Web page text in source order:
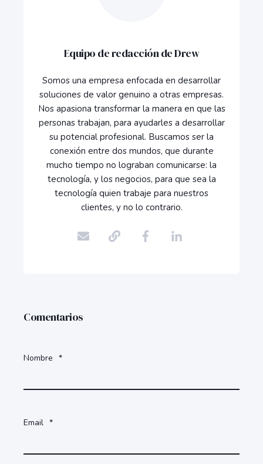
Equipo de redacción de Drew
Somos una empresa enfocada en desarrollar
soluciones de valor genuino a otras empresas.
Nos apasiona transformar la manera en que las
personas trabajan, para ayudarles a desarrollar
su potencial profesional. Buscamos ser la
conexión entre dos mundos, que durante
mucho tiempo no lograban comunicarse: la
tecnología, y los negocios, para que sea la
tecnología quien trabaje para nuestros
clientes, y no lo contrario.
Comentarios
Nombre *
Email *